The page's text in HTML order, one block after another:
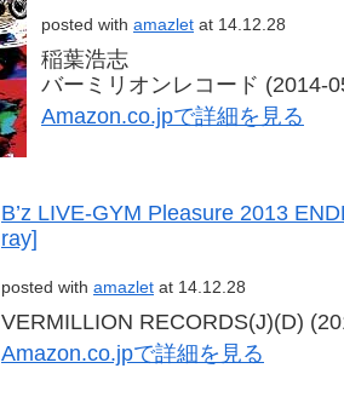
posted with amazlet at 14.12.28
稲葉浩志
バーミリオンレコード (2014-
Amazon.co.jpで詳細を見る
B’z LIVE-GYM Pleasure 2013
ray]
posted with amazlet at 14.12.28
VERMILLION RECORDS(J)(D)
Amazon.co.jpで詳細を見る